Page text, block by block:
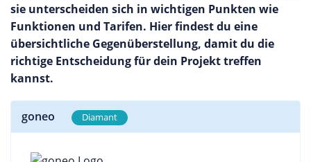
sie unterscheiden sich in wichtigen Punkten wie
Funktionen und Tarifen. Hier findest du eine
übersichtliche Gegenüberstellung, damit du die
richtige Entscheidung für dein Projekt treffen
kannst.
goneo Diamant